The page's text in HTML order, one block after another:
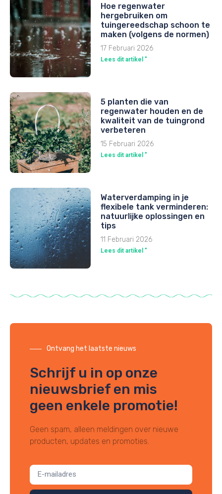
Hoe regenwater
hergebruiken om
tuingereedschap schoon te
maken (volgens de normen)
17 Februari 2026
Lees dit artikel "
5 planten die van
regenwater houden en de
kwaliteit van de tuingrond
verbeteren
15 Februari 2026
Lees dit artikel "
Waterverdamping in je
flexibele tank verminderen:
natuurlijke oplossingen en
tips
11 Februari 2026
Lees dit artikel "
Ontvang het laatste nieuws
Schrijf u in op onze
nieuwsbrief en mis
geen enkele promotie!
Geen spam, alleen meldingen over nieuwe
producten, updates en promoties.